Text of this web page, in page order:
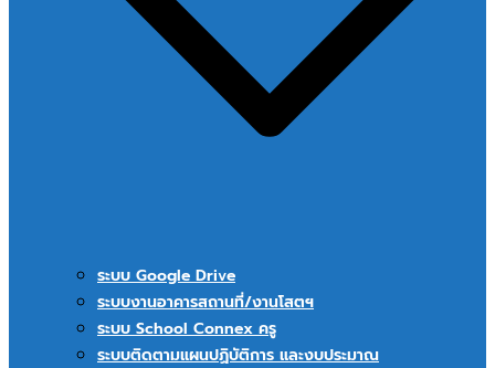
ระบบ Google Drive
ระบบงานอาคารสถานที่/งานโสตฯ
ระบบ School Connex ครู
ระบบติดตามแผนปฏิบัติการ และงบประมาณ